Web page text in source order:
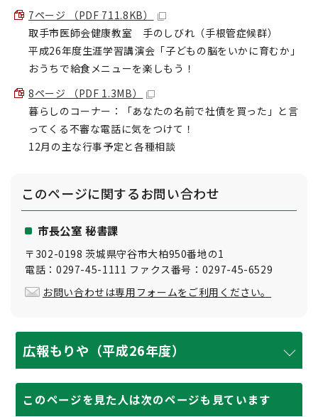
7ページ （PDF 711.8KB）
取手市医師会健康教室 手のしびれ（手根管症候群）
平成26年度生涯学習講演会「子どもの脳をいかに育むか」
おうちで給食メニューを楽しもう！
8ページ （PDF 1.3MB）
暮らしのコーナー：「あなたの名前で社債を買った」と言
ってくる不審な電話に気をつけて！
12月の主な行事予定と各種相談
このページに関するお問い合わせ
市長公室 秘書課
〒302-0198 茨城県守谷市大柏950番地の1
電話：0297-45-1111 ファクス番号：0297-45-6529
お問い合わせは専用フォームをご利用ください。
広報もりや（平成26年度）
このページを見た人は次のページも見ています